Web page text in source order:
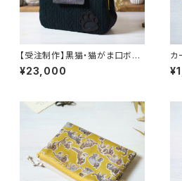
【受注制作】黒猫・猫がま口ボス
トンバッグ
¥23,000
カ
（
ク